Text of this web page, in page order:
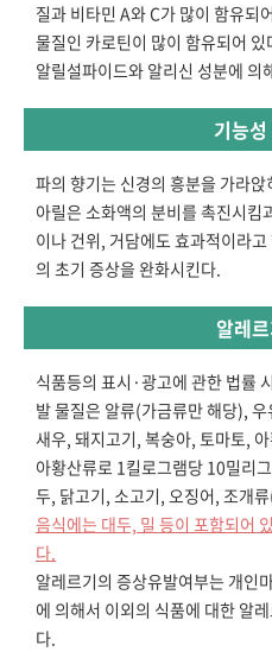
질과 비타민 A와 C가 많이 함유되
물질인 카로틴이 많이 함유되어
알릴설파이드와 알리신 성분에 의
기능
파의 향기는 신경의 흥분을 가라
아릴은 소화액의 분비를 촉진시킴
이나 건위, 거담에도 효과적이라
의 초기 증상을 완화시킨다.
알레
식품등의 표시·광고에 관한 법률
발 물질은 알류(가금류만 해당),
새우, 돼지고기, 복숭아, 토마토,
아황산류로 1킬로그램당 10밀리
두, 닭고기, 소고기, 오징어, 조개
음식에는 대두, 밀 등이 포함되어
다.
알레르기의 증상유발여부는 개인
에 의해서 이외의 식품에 대한 알
다.